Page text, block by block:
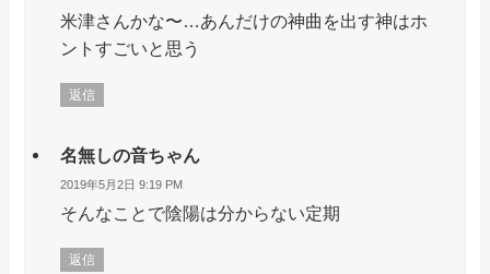
米津さんかな〜…あんだけの神曲を出す神はホ
ントすごいと思う
返信
名無しの音ちゃん
2019年5月2日 9:19 PM
そんなことで陰陽は分からない定期
返信